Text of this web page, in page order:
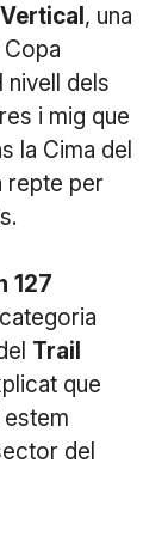
Vertical , una
nivell dels
i mig que
la Cima del
repte per
127
Trail
que
estem
del